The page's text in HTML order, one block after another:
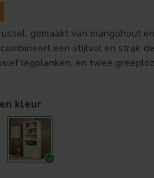
gemaakt van mangohout
een stijlvol en strak
legplanken, en twee
kleur